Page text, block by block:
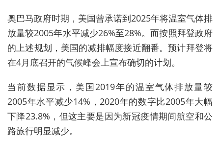
奥巴马政府时期，美国曾承诺到2025年将温室气体排
放量较2005年水平减少26%至28%。而按照拜登政府
的上述规划，美国的减排幅度接近翻番。预计拜登将
在4月底召开的气候峰会上宣布确切的计划。
当前数据显示，美国2019年的温室气体排放量较
2005年水平减少14%，2020年的数字比2005年大幅
下降23.8%，但这主要是因为新冠疫情期间航空和公
路旅行明显减少。